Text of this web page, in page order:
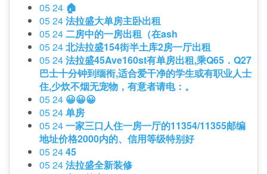
05 24 🏠
05 24法拉盛大单房主卧出租
05 24二房中的一房出租（在ash
05 24北法拉盛154街半土库2房一厅出租
05 24法拉盛45Ave160st有单房出租,乘Q65．Q27
巴士十分钟到缅衔,适合爱干净的学生或有职业人士
住,少炊不烟无宠物，有意者请电：。
05 24 😀😀😀
05 24单房
05 24一家三口人住一房一厅的11354/11355邮编
地址价格2000内的、信用等级特别好
05 2445
05 24法拉盛全新装修